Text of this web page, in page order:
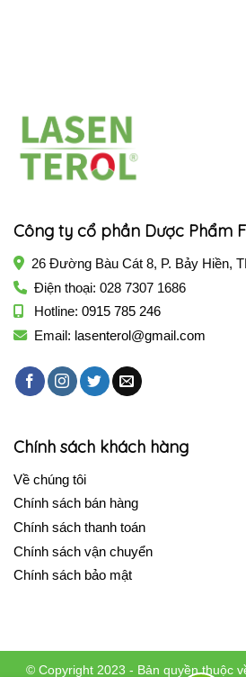
Công ty cổ phần Dược Phẩm
26 Đường Bàu Cát 8, P. Bảy Hiền,
Điện thoại: 028 7307 1686
Hotline: 0915 785 246
Email: lasenterol@gmail.com
Chính sách khách hàng
Về chúng tôi
Chính sách bán hàng
Chính sách thanh toán
Chính sách vận chuyển
Chính sách bảo mật
© Copyright 2023 - Bản quyền thuộc